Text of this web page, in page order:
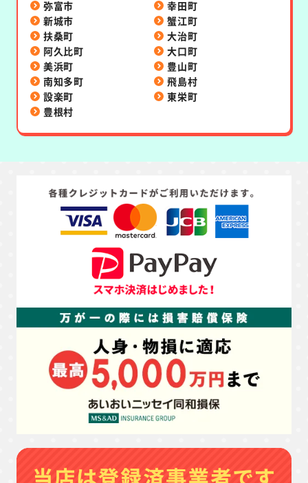
弥富市
幸田町
新城市
蟹江町
扶桑町
大治町
阿久比町
大口町
美浜町
豊山町
南知多町
飛島村
設楽町
東栄町
豊根村